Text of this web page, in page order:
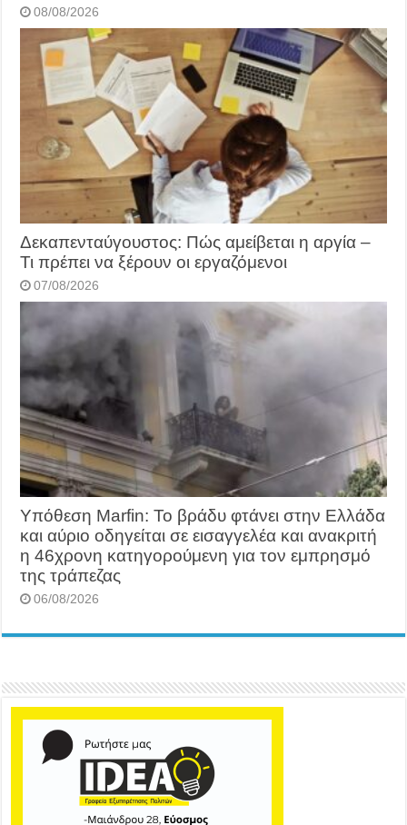
08/08/2026
Δεκαπενταύγουστος: Πώς αμείβεται η αργία –
Τι πρέπει να ξέρουν οι εργαζόμενοι
07/08/2026
Υπόθεση Marfin: Το βράδυ φτάνει στην Ελλάδα
και αύριο οδηγείται σε εισαγγελέα και ανακριτή
η 46χρονη κατηγορούμενη για τον εμπρησμό
της τράπεζας
06/08/2026